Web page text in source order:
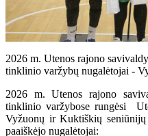
2026 m. Utenos rajono
tinklinio varžybų nugalėtojai -
2026 m. Utenos rajono
tinklinio varžybose rungėsi
Vyžuonų ir Kuktiškių
paaiškėjo nugalėtojai: